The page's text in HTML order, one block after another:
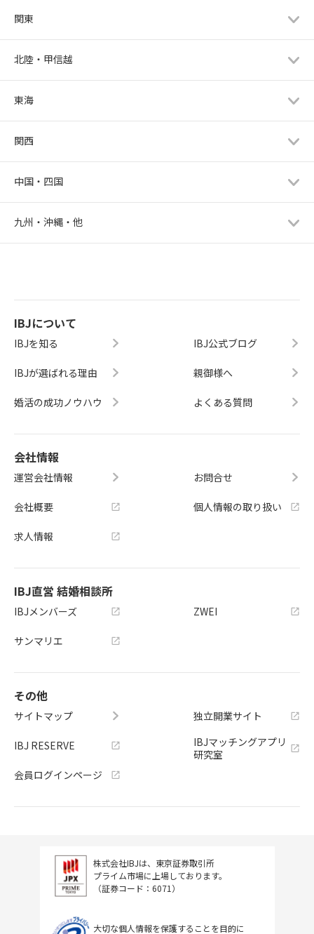
関東
北陸・甲信越
東海
関西
中国・四国
九州・沖縄・他
IBJについて
IBJを知る
IBJが選ばれる理由
婚活の成功ノウハウ
IBJ公式ブログ
親御様へ
よくある質問
会社情報
運営会社情報
会社概要
求人情報
お問合せ
個人情報の取り扱い
IBJ直営 結婚相談所
IBJメンバーズ
サンマリエ
ZWEI
その他
サイトマップ
IBJ RESERVE
会員ログインページ
独立開業サイト
IBJマッチングアプリ
研究室
株式会社IBJは、東京証券取引所
プライム市場に上場しております。
（証券コード：6071）
大切な個人情報を保護することを目的に